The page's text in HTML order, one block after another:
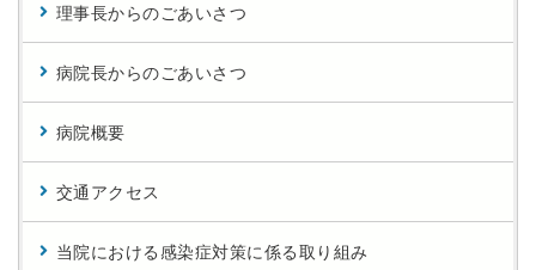
理事長からのごあいさつ
病院長からのごあいさつ
病院概要
交通アクセス
当院における感染症対策に係る取り組み